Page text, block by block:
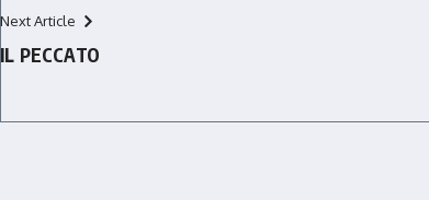
Next Article
IL PECCATO